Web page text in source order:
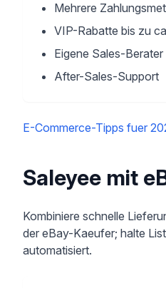
Mehrere
VIP-Rabatte bis zu
Eigene Sales-Berater
After-Sales-Support
E-Commerce-Tipps fuer
Saleyee mit
Kombiniere schnelle
der eBay-Kaeufer; halte
automatisiert.